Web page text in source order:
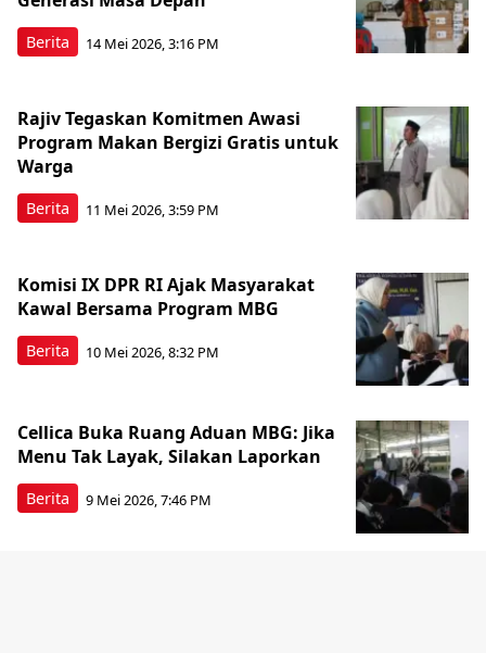
Berita 14 Mei 2026, 3:16 PM
Berita
Rajiv Tegaskan Komitmen Awasi
Program Makan Bergizi Gratis untuk
Warga
11 Mei 2026, 3:59 PM
Berita
Komisi IX DPR RI Ajak Masyarakat
Kawal Bersama Program MBG
10 Mei 2026, 8:32 PM
Berita
Cellica Buka Ruang Aduan MBG: Jika
Menu Tak Layak, Silakan Laporkan
9 Mei 2026, 7:46 PM